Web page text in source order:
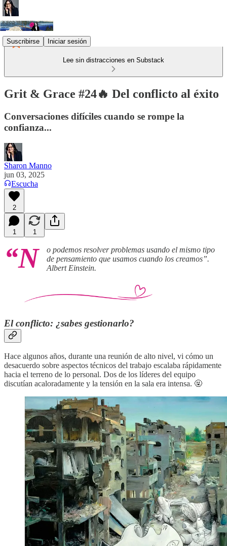
Suscribirse Iniciar sesión
Lee sin distracciones en Substack
Grit & Grace #24🔥 Del conflicto al éxito
Conversaciones difíciles cuando se rompe la
confianza...
Sharon Manno
jun 03, 2025
Escucha
2
1 1
“N
o podemos resolver problemas usando el mismo tipo
de pensamiento que usamos cuando los creamos”.
Albert Einstein.
El conflicto: ¿sabes gestionarlo?
Hace algunos años, durante una reunión de alto nivel, vi cómo un
desacuerdo sobre aspectos técnicos del trabajo escalaba rápidamente
hacia el terreno de lo personal. Dos de los líderes del equipo
discutían acaloradamente y la tensión en la sala era intensa. 🤬